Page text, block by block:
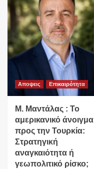
Αποψεις Επικαιρότητα
Μ. Μαντάλας : Το
αμερικανικό άνοιγμα
προς την Τουρκία:
Στρατηγική
αναγκαιότητα ή
γεωπολιτικό ρίσκο;